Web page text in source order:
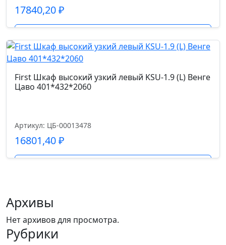
17840,20₽
First Шкаф высокий узкий левый KSU-1.9 (L) Венге
Цаво 401*432*2060
Артикул: ЦБ-00013478
16801,40₽
Архивы
Нет архивов для просмотра.
Рубрики